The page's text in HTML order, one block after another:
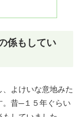
係もしてい
よけいな意地みた
。昔─１５年ぐらい